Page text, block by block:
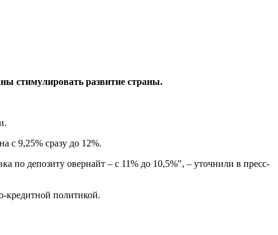
стимулировать развитие страны.
с 9,25% сразу до 12%.
по депозиту овернайт – с 11% до 10,5%", – уточнили в пресс-
кредитной политикой.